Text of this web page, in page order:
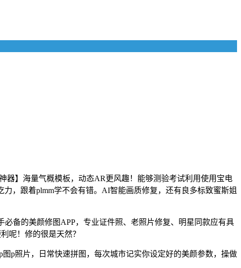
】海量气概模板，动态AR更风趣！能够测验考试利用使用宝电
，跟着plmm学不会有错。AI智能画质修复，还有良多标致蜜斯姐
备的美颜修图APP，专业证件照、老照片修复、明星同款应有具
呢！修的很是天然？
照片，日常快速拼图，每次城市记实你设定好的美颜参数，操做